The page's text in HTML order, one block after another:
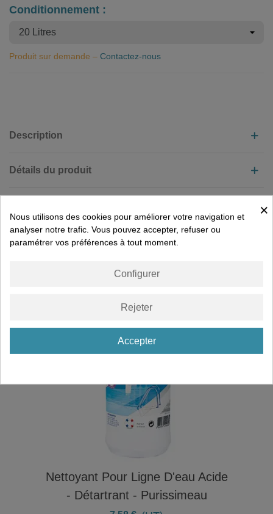
Conditionnement :
Produit sur demande – Contactez-nous
Description
Détails du produit
VOUS AIMEREZ PEUT-ÊTRE AUSSI
Nettoyant Pour Ligne D'eau Acide
- Détartrant - Purissimeau
×
Nous utilisons des cookies pour améliorer votre navigation et
analyser notre trafic. Vous pouvez accepter, refuser ou
paramétrer vos préférences à tout moment.
Configurer
Rejeter
Accepter